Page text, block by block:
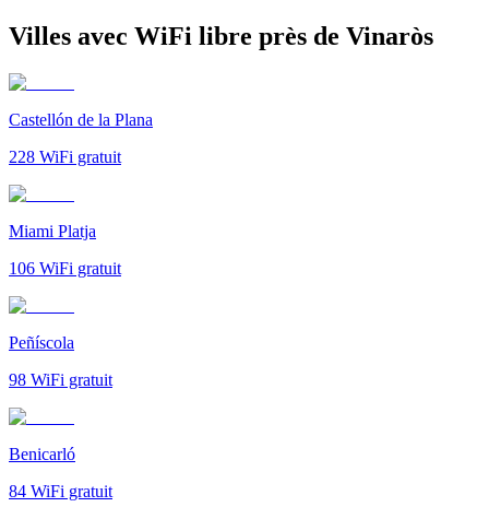
Villes avec WiFi libre près de Vinaròs
Castellón de la Plana
228 WiFi gratuit
Miami Platja
106 WiFi gratuit
Peñíscola
98 WiFi gratuit
Benicarló
84 WiFi gratuit